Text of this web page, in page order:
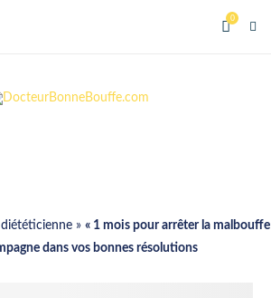
0
» « 1 mois pour arrêter la malbouffe
dans vos bonnes résolutions